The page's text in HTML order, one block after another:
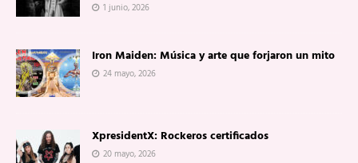
1 junio, 2026
Iron Maiden: Música y arte que forjaron un mito
24 mayo, 2026
XpresidentX: Rockeros certificados
20 mayo, 2026